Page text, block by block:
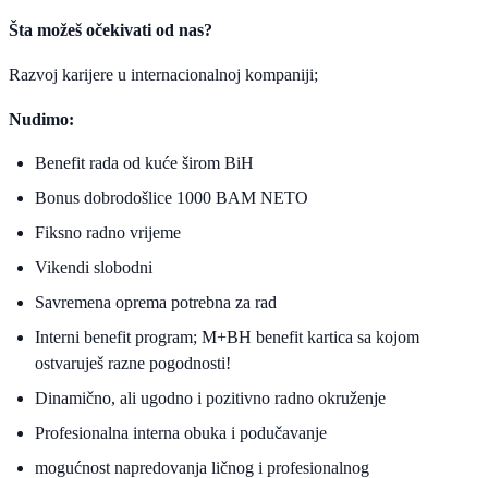
Šta možeš očekivati od nas?
Razvoj karijere u internacionalnoj kompaniji;
Nudimo:
Benefit rada od kuće širom BiH
Bonus dobrodošlice 1000 BAM NETO
Fiksno radno vrijeme
Vikendi slobodni
Savremena oprema potrebna za rad
Interni benefit program; M+BH benefit kartica sa kojom
ostvaruješ razne pogodnosti!
Dinamično, ali ugodno i pozitivno radno okruženje
Profesionalna interna obuka i podučavanje
mogućnost napredovanja ličnog i profesionalnog